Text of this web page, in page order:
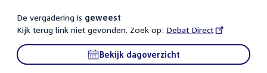
De vergadering is geweest
Kijk terug link niet gevonden. Zoek op: External
link:
Debat Direct
Bekijk dagoverzicht